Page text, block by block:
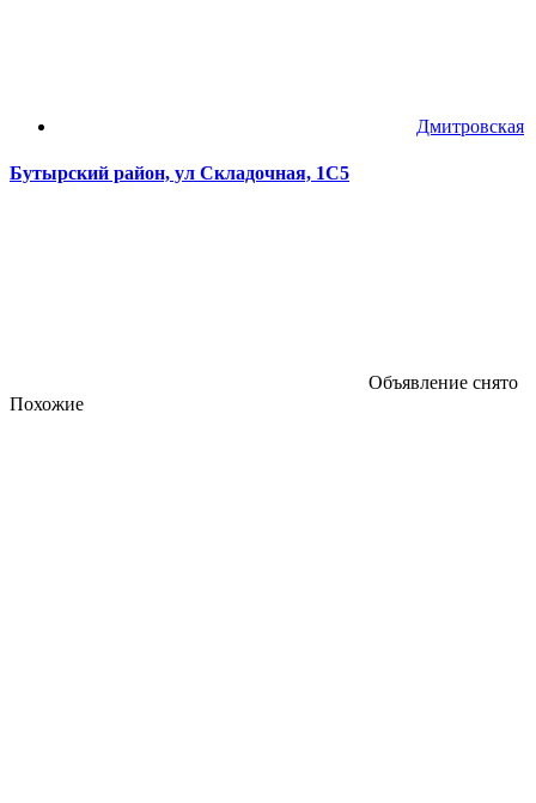
Дмитровская
Бутырский район, ул Складочная, 1С5
Объявление снято
Похожие